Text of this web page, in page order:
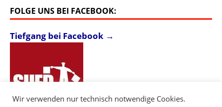
FOLGE UNS BEI FACEBOOK:
Tiefgang bei Facebook →
Wir verwenden nur technisch notwendige Cookies.